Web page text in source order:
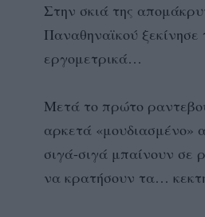
Στην σκιά της
Παναθηναϊκού
εργομετρικά…
Μετά το πρώτο
αρκετά «μουδιασμένο»
σιγά-σιγά μπαίνουν σε
να κρατήσουν τα…